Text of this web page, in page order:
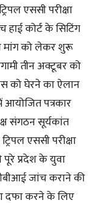
एससी परीक्षा
कोर्ट के सिटिंग
मांग को लेकर शुरू
तीन अक्टूबर को
को घेरने का ऐलान
पत्रकार
संगठन सूर्यकांत
एससी परीक्षा
प्रदेश के युवा
जांच कराने की
दफा करने के लिए